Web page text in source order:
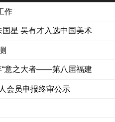
作
星 吴有才入选中国美术
“意之大者——第八届福建
会员申报终审公示